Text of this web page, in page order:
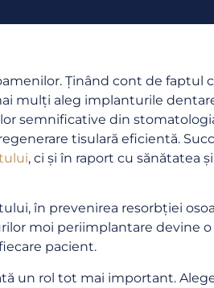
Ținând cont de faptul
mulți aleg implanturile
semnificative din
tisulară eficientă.
, ci și în raport cu sănătatea
în prevenirea resorbției
moi periimplantare devine
pacient.
un rol tot mai important.